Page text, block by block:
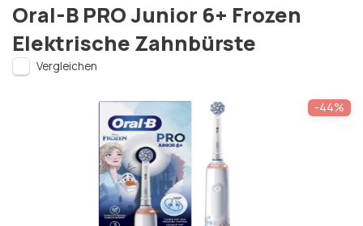
Oral-B PRO Junior 6+ Frozen
Elektrische Zahnbürste
Vergleichen
-44%